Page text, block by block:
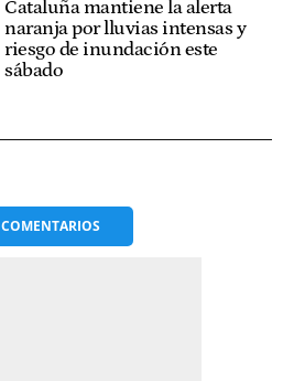
Cataluña mantiene la alerta
naranja por lluvias intensas y
riesgo de inundación este
sábado
COMENTARIOS